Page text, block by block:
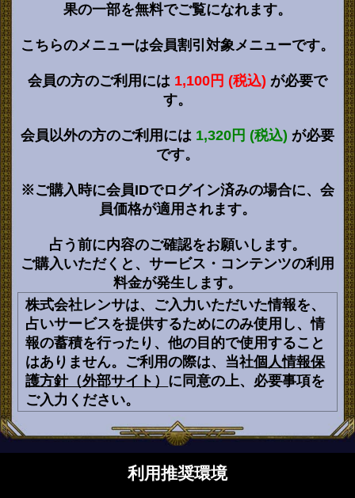
果の一部を無料でご覧になれます。
こちらのメニューは会員割引対象メニューです。
会員の方のご利用には 1,100円 (税込) が必要で
す。
会員以外の方のご利用には 1,320円 (税込) が必要
です。
※ご購入時に会員IDでログイン済みの場合に、会
員価格が適用されます。
占う前に内容のご確認をお願いします。
ご購入いただくと、サービス・コンテンツの利用
料金が発生します。
株式会社レンサは、ご入力いただいた情報を、
占いサービスを提供するためにのみ使用し、情
報の蓄積を行ったり、他の目的で使用すること
はありません。ご利用の際は、当社個人情報保
護方針（外部サイト） に同意の上、必要事項を
ご入力ください。
利用推奨環境